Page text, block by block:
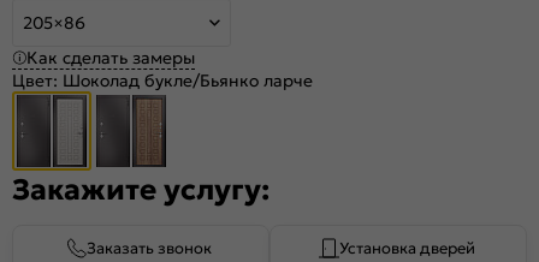
205×86
Как сделать замеры
Цвет: Шоколад букле/Бьянко ларче
Закажите услугу:
Заказать звонок Установка дверей